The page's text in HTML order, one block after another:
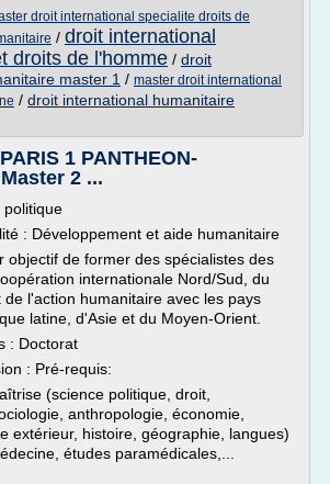
droit international specialite droits de
/ droit international
droits de l'homme / droit
master 1 / master droit international
/ droit international humanitaire
1 PANTHEON-
2 ...
politique
: Développement et aide humanitaire
objectif de former des spécialistes des
internationale Nord/Sud, du
l'action humanitaire avec les pays
latine, d'Asie et du Moyen-Orient.
: Doctorat
: Pré-requis:
(science politique, droit,
anthropologie, économie,
extérieur, histoire, géographie, langues)
études paramédicales,...